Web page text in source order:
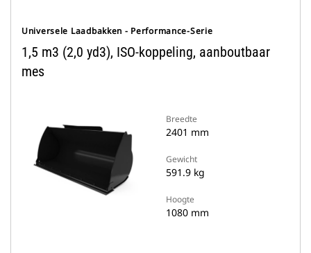
Universele Laadbakken - Performance-Serie
1,5 m3 (2,0 yd3), ISO-koppeling, aanboutbaar
mes
Breedte
2401 mm
Gewicht
591.9 kg
Hoogte
1080 mm